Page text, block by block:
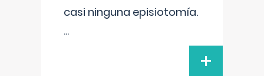
casi ninguna episiotomía.
...
+